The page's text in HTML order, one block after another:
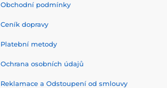
Obchodní podmínky
Ceník dopravy
Platební metody
Ochrana osobních údajů
Reklamace a Odstoupení od smlouvy